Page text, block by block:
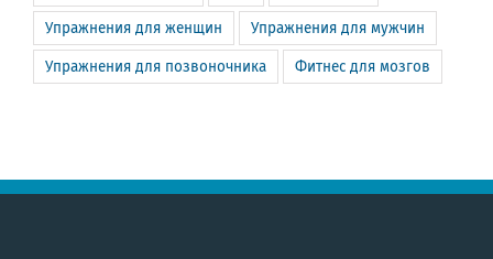
Упражнения для женщин Упражнения для мужчин
Упражнения для позвоночника Фитнес для мозгов